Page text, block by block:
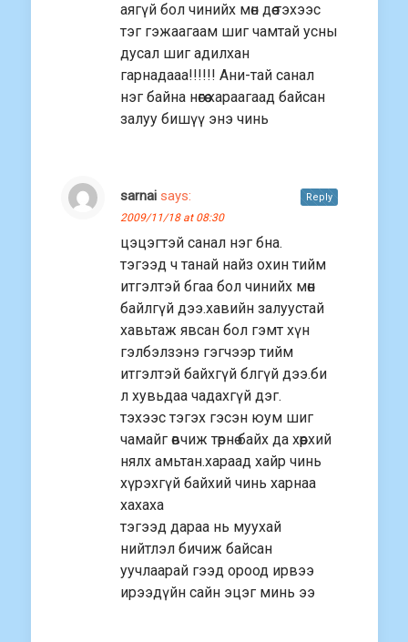
аягүй бол чинийх мөн дөө тэхээс
тэг гэжаагаам шиг чамтай усны
дусал шиг адилхан
гарнадааа!!!!!! Ани-тай санал
нэг байна нөгөө хараагаад байсан
залуу бишүү энэ чинь
sarnai says:
2009/11/18 at 08:30
цэцэгтэй санал нэг бна.
тэгээд ч танай найз охин тийм
итгэлтэй бгаа бол чинийх мөн
байлгүй дээ.хавийн залуустай
хавьтаж явсан бол гэмт хүн
гэлбэлзэнэ гэгчээр тийм
итгэлтэй байхгүй блгүй дээ.би
л хувьдаа чадахгүй дэг.
тэхээс тэгэх гэсэн юум шиг
чамайг өвчиж төрнө байх да хөөрхий
нялх амьтан.хараад хайр чинь
хүрэхгүй байхий чинь харнаа
хахаха
тэгээд дараа нь муухай
нийтлэл бичиж байсан
уучлаарай гээд ороод ирвээ
ирээдүйн сайн эцэг минь ээ
Reply